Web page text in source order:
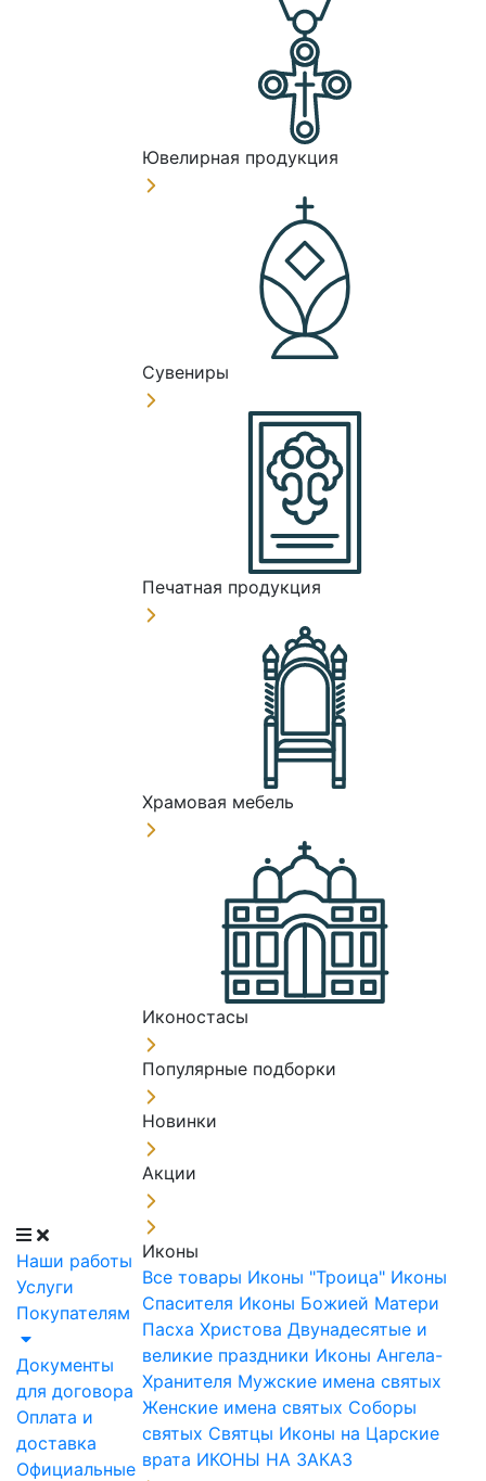
Наши работы
Услуги
Покупателям
Документы
для договора
Оплата и
доставка
Официальные
Ювелирная продукция
Сувениры
Печатная продукция
Храмовая мебель
Иконостасы
Популярные подборки
Новинки
Акции
Иконы
Все товары Иконы "Троица" Иконы
Спасителя Иконы Божией Матери
Пасха Христова Двунадесятые и
великие праздники Иконы Ангела-
Хранителя Мужские имена святых
Женские имена святых Соборы
святых Святцы Иконы на Царские
врата ИКОНЫ НА ЗАКАЗ